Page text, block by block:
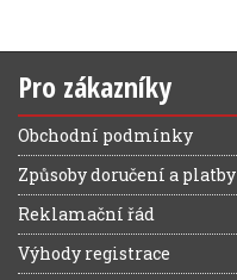
Pro zákazníky
Obchodní podmínky
Způsoby doručení a platby
Reklamační řád
Výhody registrace